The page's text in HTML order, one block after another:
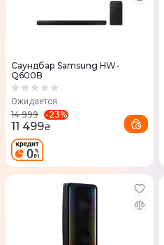
Саундбар Samsung HW-
Q600B
Ожидается
14 999 -23%
11 499₴